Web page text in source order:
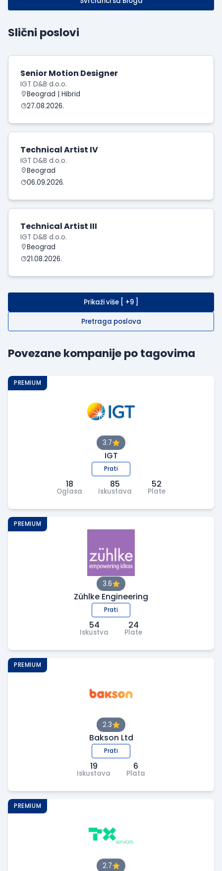
Slični poslovi
Senior Motion Designer
IGT D&B d.o.o.
Beograd | Hibrid
27.08.2026.
Technical Artist IV
IGT D&B d.o.o.
Beograd
06.09.2026.
Technical Artist III
IGT D&B d.o.o.
Beograd
21.08.2026.
Prikaži više [ +9 ]
Pretraga poslova
Povezane kompanije po tagovima
3.7
IGT
Prati
18
Oglasa
85
Iskustava
52
Plate
PREMIUM
3.6
Zühlke Engineering
Prati
54
Iskustva
24
Plate
PREMIUM
2.3
Bakson Ltd
Prati
19
Iskustava
6
Plata
PREMIUM
2.7
PREMIUM